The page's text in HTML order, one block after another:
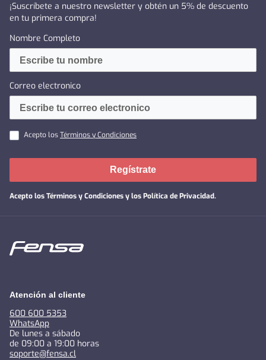
¡Suscríbete a nuestro newsletter y obtén un 5% de descuento
en tu primera compra!
Nombre Completo
Correo electronico
Acepto losTérminos y Condiciones
Acepto losTérminos y Condiciones y los Política de Privacidad.
Regístrate
Atención al cliente
600 600 5353
WhatsApp
De lunes a sábado
de 09:00 a 19:00 horas
soporte@fensa.cl